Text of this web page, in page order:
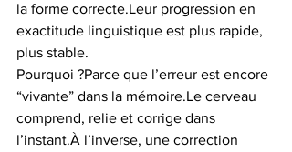
la forme correcte.Leur progression en
exactitude linguistique est plus rapide,
plus stable.
Pourquoi ?Parce que l’erreur est encore
“vivante” dans la mémoire.Le cerveau
comprend, relie et corrige dans
l’instant.À l’inverse, une correction